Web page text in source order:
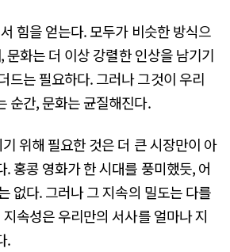
힘을 얻는다. 모두가 비슷한 방식으
문화는 더 이상 강렬한 인상을 남기기
드는 필요하다. 그러나 그것이 우리
순간, 문화는 균질해진다.
위해 필요한 것은 더 큰 시장만이 아
. 홍콩 영화가 한 시대를 풍미했듯, 어
없다. 그러나 그 지속의 밀도는 다를
속성은 우리만의 서사를 얼마나 지
.